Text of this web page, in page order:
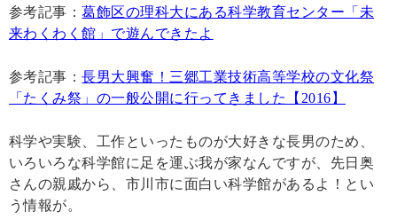
参考記事：葛飾区の理科大にある科学教育センター「未
来わくわく館」で遊んできたよ
参考記事：長男大興奮！三郷工業技術高等学校の文化祭
「たくみ祭」の一般公開に行ってきました【2016】
科学や実験、工作といったものが大好きな長男のため、
いろいろな科学館に足を運ぶ我が家なんですが、先日奥
さんの親戚から、市川市に面白い科学館があるよ！とい
う情報が。